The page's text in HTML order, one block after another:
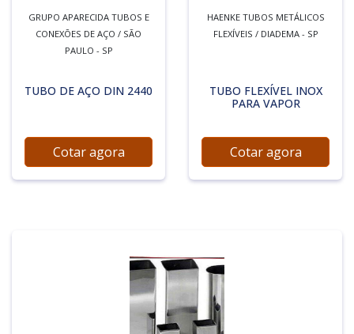
GRUPO APARECIDA TUBOS E
CONEXÕES DE AÇO / SÃO
PAULO - SP
TUBO DE AÇO DIN 2440
Cotar agora
HAENKE TUBOS METÁLICOS
FLEXÍVEIS / DIADEMA - SP
TUBO FLEXÍVEL INOX
PARA VAPOR
Cotar agora